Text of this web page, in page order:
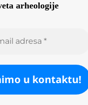
arheologije